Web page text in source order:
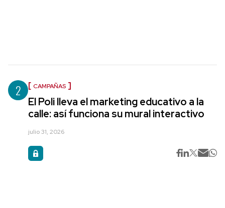
2 CAMPAÑAS
El Poli lleva el marketing educativo a la
calle: así funciona su mural interactivo
julio 31, 2026